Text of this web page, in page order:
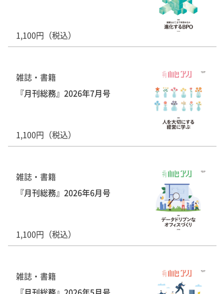
1,100円（税込）
雑誌・書籍
『月刊総務』2026年7月号
1,100円（税込）
雑誌・書籍
『月刊総務』2026年6月号
1,100円（税込）
雑誌・書籍